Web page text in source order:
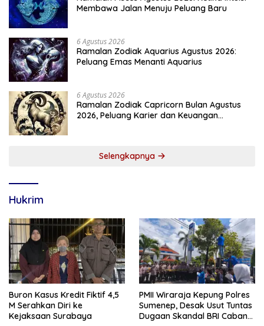
Membawa Jalan Menuju Peluang Baru
6 Agustus 2026
Ramalan Zodiak Aquarius Agustus 2026:
Peluang Emas Menanti Aquarius
6 Agustus 2026
Ramalan Zodiak Capricorn Bulan Agustus
2026, Peluang Karier dan Keuangan
Selengkapnya
Hukrim
Buron Kasus Kredit Fiktif 4,5
M Serahkan Diri ke
Kejaksaan Surabaya
PMII Wiraraja Kepung Polres
Sumenep, Desak Usut Tuntas
Dugaan Skandal BRI Cabang